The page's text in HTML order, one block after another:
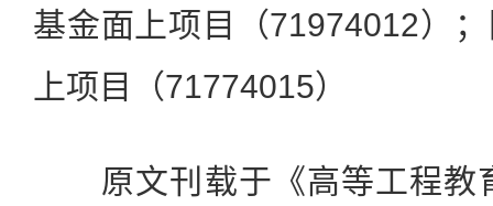
基金面上项目（71974012）
上项目（71774015）
原文刊载于《高等工程教